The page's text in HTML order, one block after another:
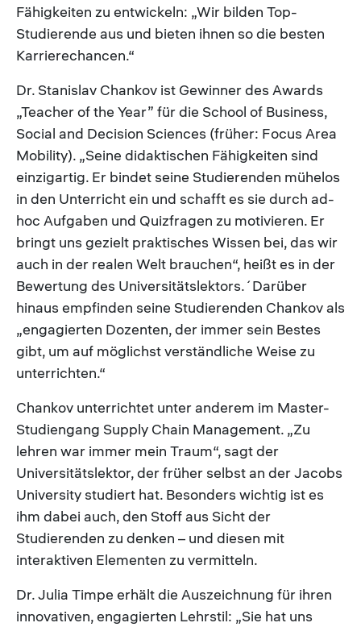
Fähigkeiten zu entwickeln: „Wir bilden Top-
Studierende aus und bieten ihnen so die besten
Karrierechancen.“
Dr. Stanislav Chankov ist Gewinner des Awards
„Teacher of the Year” für die School of Business,
Social and Decision Sciences (früher: Focus Area
Mobility). „Seine didaktischen Fähigkeiten sind
einzigartig. Er bindet seine Studierenden mühelos
in den Unterricht ein und schafft es sie durch ad-
hoc Aufgaben und Quizfragen zu motivieren. Er
bringt uns gezielt praktisches Wissen bei, das wir
auch in der realen Welt brauchen“, heißt es in der
Bewertung des Universitätslektors.´Darüber
hinaus empfinden seine Studierenden Chankov als
„engagierten Dozenten, der immer sein Bestes
gibt, um auf möglichst verständliche Weise zu
unterrichten.“
Chankov unterrichtet unter anderem im Master-
Studiengang Supply Chain Management. „Zu
lehren war immer mein Traum“, sagt der
Universitätslektor, der früher selbst an der Jacobs
University studiert hat. Besonders wichtig ist es
ihm dabei auch, den Stoff aus Sicht der
Studierenden zu denken – und diesen mit
interaktiven Elementen zu vermitteln.
Dr. Julia Timpe erhält die Auszeichnung für ihren
innovativen, engagierten Lehrstil: „Sie hat uns